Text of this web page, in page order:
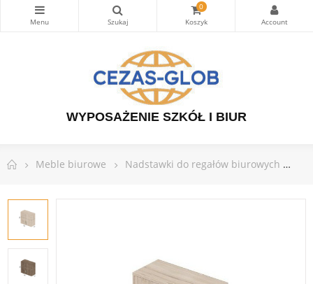
0
WYPOSAŻENIE SZKÓŁ I BIUR
Meble biurowe Nadstawki do regałów biurowych